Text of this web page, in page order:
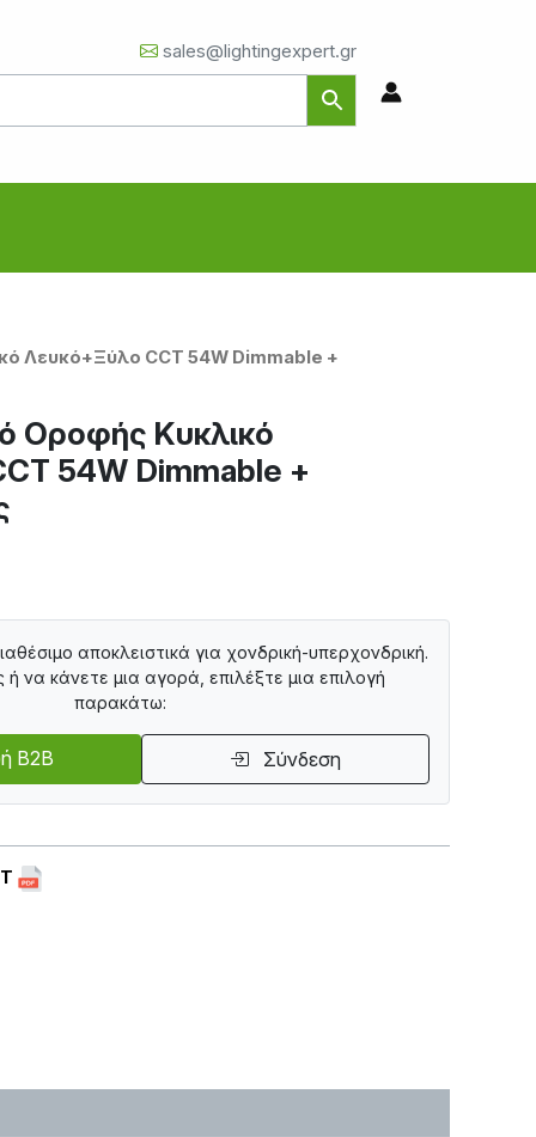
sales@lightingexpert.gr
Λευκό+Ξύλο CCT 54W Dimmable +
Οροφής Κυκλικό
54W Dimmable +
αποκλειστικά για χονδρική-υπερχονδρική.
ή να κάνετε μια αγορά, επιλέξτε μια επιλογή
παρακάτω:
B2B Σύνδεση